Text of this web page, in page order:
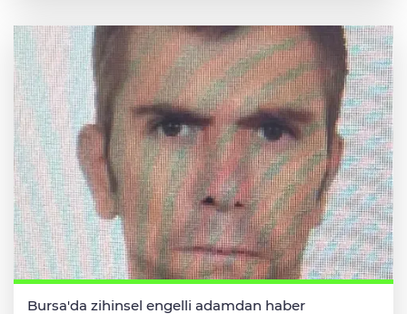
Bursa'da zihinsel engelli adamdan haber